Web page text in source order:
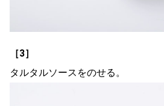
［3］
タルタルソースをのせる。